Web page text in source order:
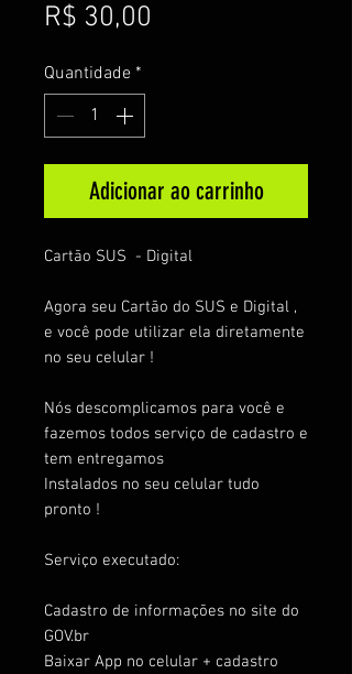
R$ 30,00
Quantidade *
Adicionar ao carrinho
Cartão SUS - Digital
Agora seu Cartão do SUS e Digital ,
e você pode utilizar ela diretamente
no seu celular !
Nós descomplicamos para você e
fazemos todos serviço de cadastro e
tem entregamos
Instalados no seu celular tudo
pronto !
Serviço executado:
Cadastro de informações no site do
GOV.br
Baixar App no celular + cadastro